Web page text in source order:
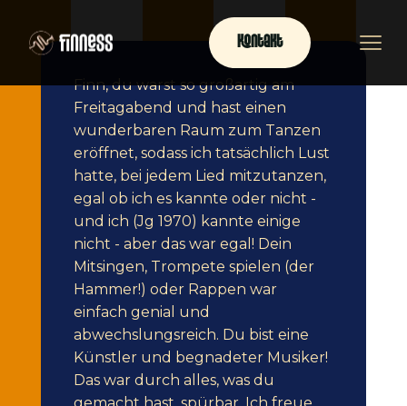
Kontakt
Finn, du warst so großartig am
Freitagabend und hast einen
wunderbaren Raum zum Tanzen
eröffnet, sodass ich tatsächlich Lust
hatte, bei jedem Lied mitzutanzen,
egal ob ich es kannte oder nicht -
und ich (Jg 1970) kannte einige
nicht - aber das war egal! Dein
Mitsingen, Trompete spielen (der
Hammer!) oder Rappen war
einfach genial und
abwechslungsreich. Du bist eine
Künstler und begnadeter Musiker!
Das war durch alles, was du
gemacht hast, spürbar. Ich freue